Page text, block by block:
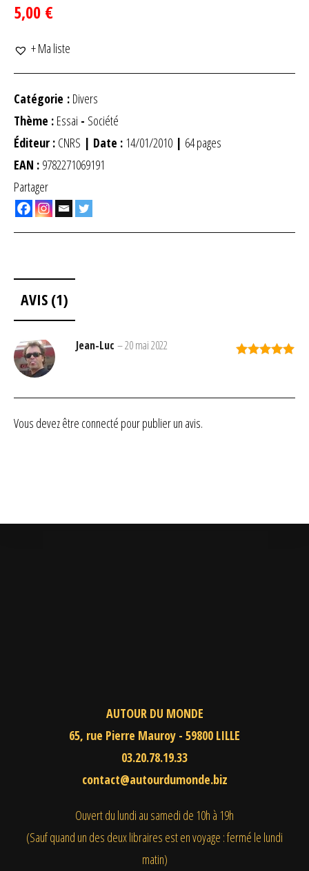
5,00 €
+ Ma liste
Catégorie : Divers
Thème : Essai - Société
Éditeur : CNRS | Date : 14/01/2010 | 64 pages
EAN : 9782271069191
Partager
AVIS (1)
Jean-Luc –20 mai 2022
Vous devez être connecté pour publier un avis.
AUTOUR DU MONDE
65, rue Pierre Mauroy - 59800 LILLE
03.20.78.19.33
contact@autourdumonde.biz
Ouvert du lundi au samedi de 10h à 19h
(Sauf quand un des deux libraires est en voyage : fermé le lundi
matin)